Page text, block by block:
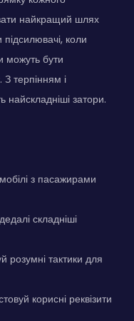
найкращий шлях
коли
можуть бути
терпінням і
найскладніші затори.
з пасажирами
складніші
розумні тактики для
корисні реквізити